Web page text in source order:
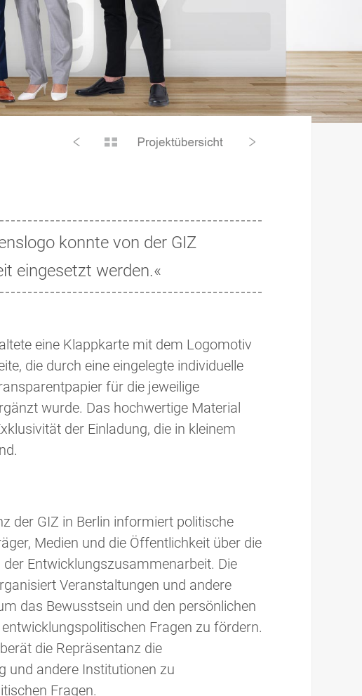
konnte von der GIZ
eingesetzt werden.«
eine Klappkarte mit dem Logomotiv
die durch eine eingelegte individuelle
für die jeweilige
wurde. Das hochwertige Material
der Einladung, die in kleinem
der GIZ in Berlin informiert politische
Medien und die Öffentlichkeit über die
der Entwicklungszusammenarbeit. Die
Veranstaltungen und andere
das Bewusstsein und den persönlichen
Fragen zu fördern.
die Repräsentanz die
und andere Institutionen zu
Fragen.